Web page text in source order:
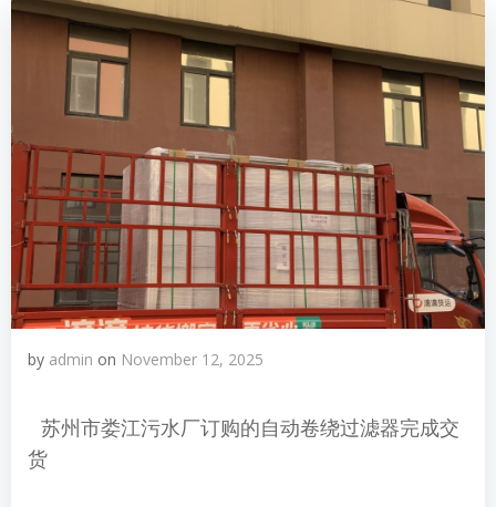
by admin on November 12, 2025
苏州市娄江污水厂订购的自动卷绕过滤器完成交
货